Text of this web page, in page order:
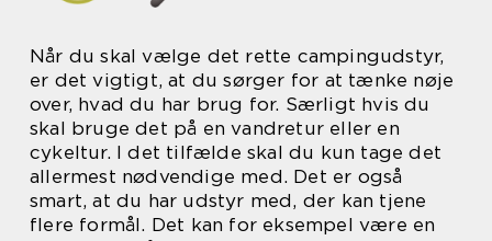
Når du skal vælge det rette campingudstyr,
er det vigtigt, at du sørger for at tænke nøje
over, hvad du har brug for. Særligt hvis du
skal bruge det på en vandretur eller en
cykeltur. I det tilfælde skal du kun tage det
allermest nødvendige med. Det er også
smart, at du har udstyr med, der kan tjene
flere formål. Det kan for eksempel være en